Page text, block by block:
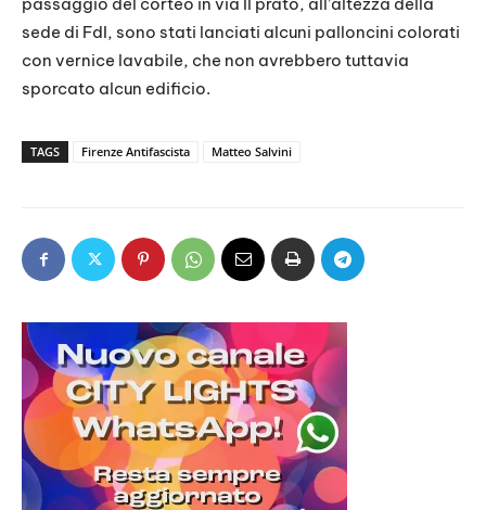
passaggio del corteo in via Il prato, all’altezza della
sede di FdI, sono stati lanciati alcuni palloncini colorati
con vernice lavabile, che non avrebbero tuttavia
sporcato alcun edificio.
TAGS Firenze Antifascista Matteo Salvini